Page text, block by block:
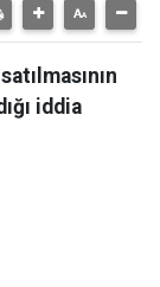
iddia